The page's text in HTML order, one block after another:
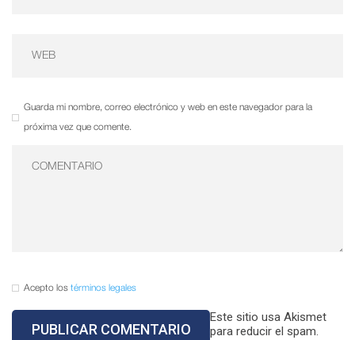
Guarda mi nombre, correo electrónico y web en este navegador para la
próxima vez que comente.
Acepto los términos legales
Este sitio usa Akismet
para reducir el spam.